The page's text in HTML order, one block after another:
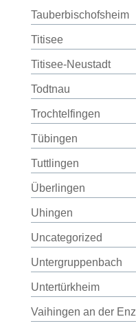
Tauberbischofsheim
Titisee
Titisee-Neustadt
Todtnau
Trochtelfingen
Tübingen
Tuttlingen
Überlingen
Uhingen
Uncategorized
Untergruppenbach
Untertürkheim
Vaihingen an der Enz